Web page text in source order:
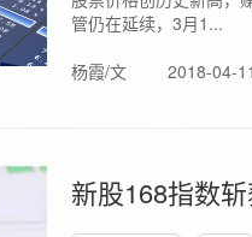
管仍在延续，3月1...
杨霞/文
2018-04-
新股168指数